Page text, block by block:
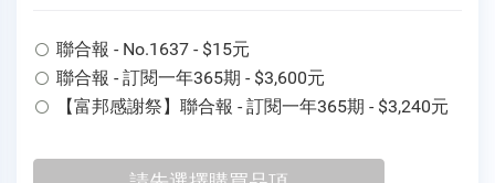
聯合報 - No.1637 - $15元
聯合報 - 訂閱一年365期 - $3,600元
【富邦感謝祭】聯合報 - 訂閱一年365期 - $3,240元